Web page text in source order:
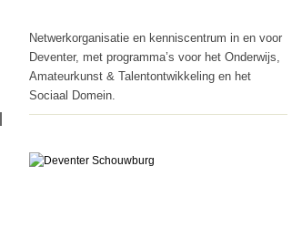
Netwerkorganisatie en kenniscentrum in en voor
Deventer, met programma’s voor het Onderwijs,
Amateurkunst & Talentontwikkeling en het
Sociaal Domein.